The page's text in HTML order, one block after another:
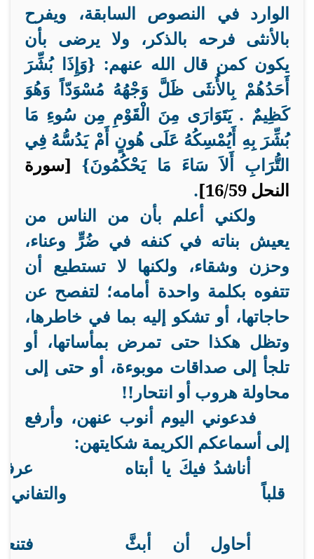
الوارد في النصوص السابقة، ويفرح
بالأنثى فرحه بالذكر، ولا يرضى بأن
يكون كمن قال الله عنهم: {وَإِذَا بُشِّرَ
أَحَدُهُمْ بِالأُنثَى ظَلَّ وَجْهُهُ مُسْوَدّاً وَهُوَ
كَظِيمٌ .يَتَوَارَى مِنَ الْقَوْمِ مِن سُوءِ مَا
بُشِّرَ بِهِ أَيُمْسِكُهُ عَلَى هُونٍ أَمْ يَدُسُّهُ فِي
التُّرَابِ أَلاَ سَاءَ مَا يَحْكُمُونَ} [سورة
النحل 16/59]
.
ولكني أعلم بأن من الناس من
يعيش بناته في كنفه في ضُرٍّ وعناء،
وحزن وشقاء، ولكنها لا تستطيع أن
تتفوه بكلمة واحدة أمامه؛ لتفصح عن
حاجاتها، أو تشكو إليه بما في خاطرها،
وتظل هكذا حتى تمرض بمأساتها، أو
تلجأ إلى صداقات موبوءة، أو حتى إلى
محاولة هروب أو انتحار!!
فدعوني اليوم أنوب عنهن، وأرفع
إلى أسماعكم الكريمة شكايتهن:
أناشدُ فيكَ يا أبتاه
قلباً
والتفاني
أحاول أن أبثَّ